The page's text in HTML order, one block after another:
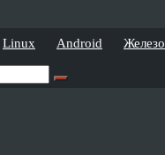
Linux Android Железо